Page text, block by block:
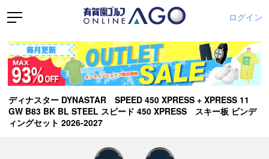
ログイン
ディナスター DYNASTAR SPEED 450 XPRESS + XPRESS 11
GW B83 BK BL STEEL スピード 450 XPRESS スキー板 ビンデ
ィングセット 2026-2027